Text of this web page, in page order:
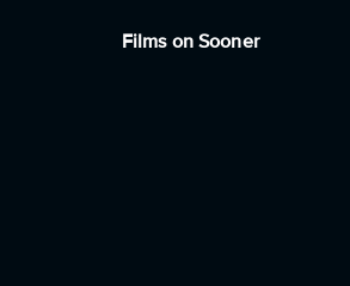
Films on Sooner